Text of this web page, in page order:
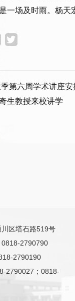
一场及时雨。杨天
第六周学术讲座安
生教授来校讲学
区塔石路519号
0818-2790790
2790190
2790027；0818-